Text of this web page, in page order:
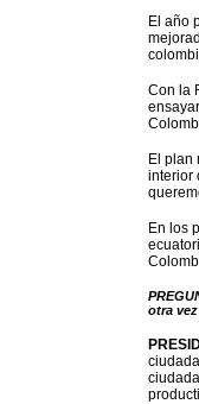
El año
Con la
El plan
interior
En los
otra